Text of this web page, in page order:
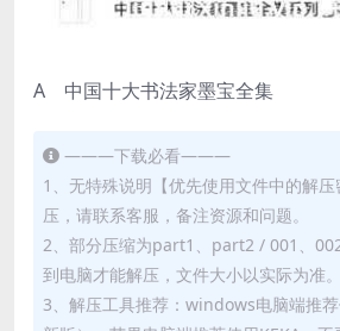
A 中国十大书法家墨宝全集
———下载必看———
1、无特殊说明【优先使用文件中的解
压，请联系客服，备注资源和问题。
2、部分压缩为part1、part2 / 001、
到电脑才能解压，文件大小以实际为准。
3、解压工具推荐：windows电脑端推